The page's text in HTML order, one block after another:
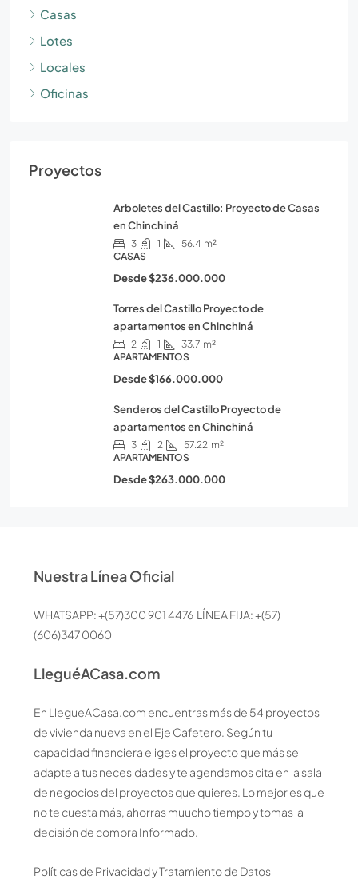
Casas
Lotes
Locales
Oficinas
Proyectos
Arboletes del Castillo: Proyecto de Casas
en Chinchiná
3 1 56.4 m²
CASAS
Desde$236.000.000
Torres del Castillo Proyecto de
apartamentos en Chinchiná
2 1 33.7 m²
APARTAMENTOS
Desde$166.000.000
Senderos del Castillo Proyecto de
apartamentos en Chinchiná
3 2 57.22 m²
APARTAMENTOS
Desde$263.000.000
Nuestra Línea Oficial
WHATSAPP: +(57)300 901 4476 LÍNEA FIJA: +(57)
(606)347 0060
LleguéACasa.com
En LlegueACasa.com encuentras más de 54 proyectos
de vivienda nueva en el Eje Cafetero. Según tu
capacidad financiera eliges el proyecto que más se
adapte a tus necesidades y te agendamos cita en la sala
de negocios del proyectos que quieres. Lo mejor es que
no te cuesta más, ahorras muucho tiempo y tomas la
decisión de compra Informado.
Políticas de Privacidad y Tratamiento de Datos